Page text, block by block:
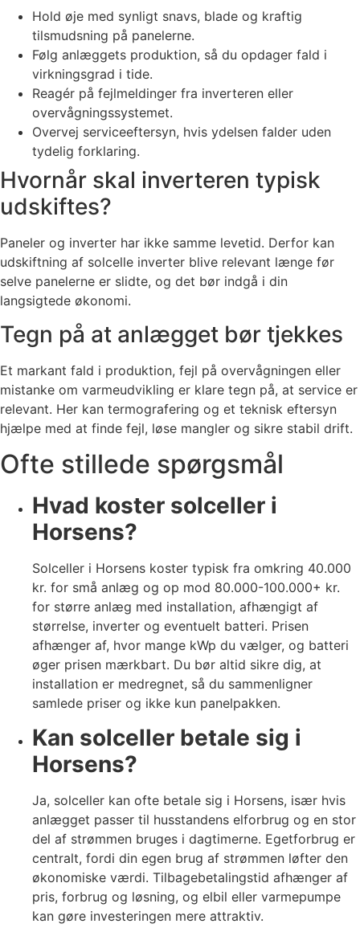
Hold øje med synligt snavs, blade og kraftig
tilsmudsning på panelerne.
Følg anlæggets produktion, så du opdager fald i
virkningsgrad i tide.
Reagér på fejlmeldinger fra inverteren eller
overvågningssystemet.
Overvej serviceeftersyn, hvis ydelsen falder uden
tydelig forklaring.
Hvornår skal inverteren typisk
udskiftes?
Paneler og inverter har ikke samme levetid. Derfor kan
udskiftning af solcelle inverter blive relevant længe før
selve panelerne er slidte, og det bør indgå i din
langsigtede økonomi.
Tegn på at anlægget bør tjekkes
Et markant fald i produktion, fejl på overvågningen eller
mistanke om varmeudvikling er klare tegn på, at service er
relevant. Her kan termografering og et teknisk eftersyn
hjælpe med at finde fejl, løse mangler og sikre stabil drift.
Ofte stillede spørgsmål
Hvad koster solceller i
Horsens?
Solceller i Horsens koster typisk fra omkring 40.000
kr. for små anlæg og op mod 80.000-100.000+ kr.
for større anlæg med installation, afhængigt af
størrelse, inverter og eventuelt batteri. Prisen
afhænger af, hvor mange kWp du vælger, og batteri
øger prisen mærkbart. Du bør altid sikre dig, at
installation er medregnet, så du sammenligner
samlede priser og ikke kun panelpakken.
Kan solceller betale sig i
Horsens?
Ja, solceller kan ofte betale sig i Horsens, især hvis
anlægget passer til husstandens elforbrug og en stor
del af strømmen bruges i dagtimerne. Egetforbrug er
centralt, fordi din egen brug af strømmen løfter den
økonomiske værdi. Tilbagebetalingstid afhænger af
pris, forbrug og løsning, og elbil eller varmepumpe
kan gøre investeringen mere attraktiv.